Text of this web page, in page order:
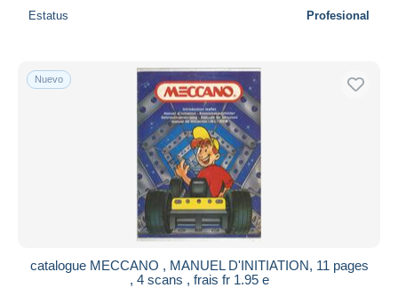
Estatus Profesional
Nuevo
catalogue MECCANO , MANUEL D'INITIATION, 11 pages
, 4 scans , frais fr 1.95 e